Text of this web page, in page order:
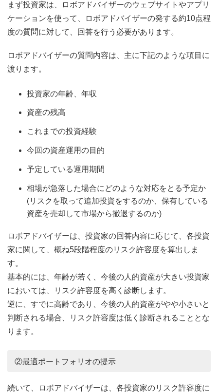
まず投資家は、ロボアドバイザーのウェブサイトやアプリ
ケーションを使って、ロボアドバイザーの発する約10点程
度の質問に対して、回答を行う必要があります。
ロボアドバイザーの質問内容は、主に下記のような項目に
渡ります。
投資家の年齢、年収
資産の残高
これまでの投資経験
今回の資産運用の目的
予定している運用期間
相場が急落した場合にどのような対応をとる予定か
(リスクを取って追加投資をするのか、保有している
資産を売却して市場から撤退するのか)
ロボアドバイザーは、投資家の回答内容に応じて、各投資
家に関して、概ね5段階程度のリスク許容度を算出しま
す。
基本的には、年齢が若く、今後の人的資産が大きい投資家
においては、リスク許容度を高く診断します。
逆に、すでに高齢であり、今後の人的資産がやや小さいと
判断される場合、リスク許容度は低く診断されることとな
ります。
②最適ポートフォリオの提示
続いて、ロボアドバイザーは、各投資家のリスク許容度に